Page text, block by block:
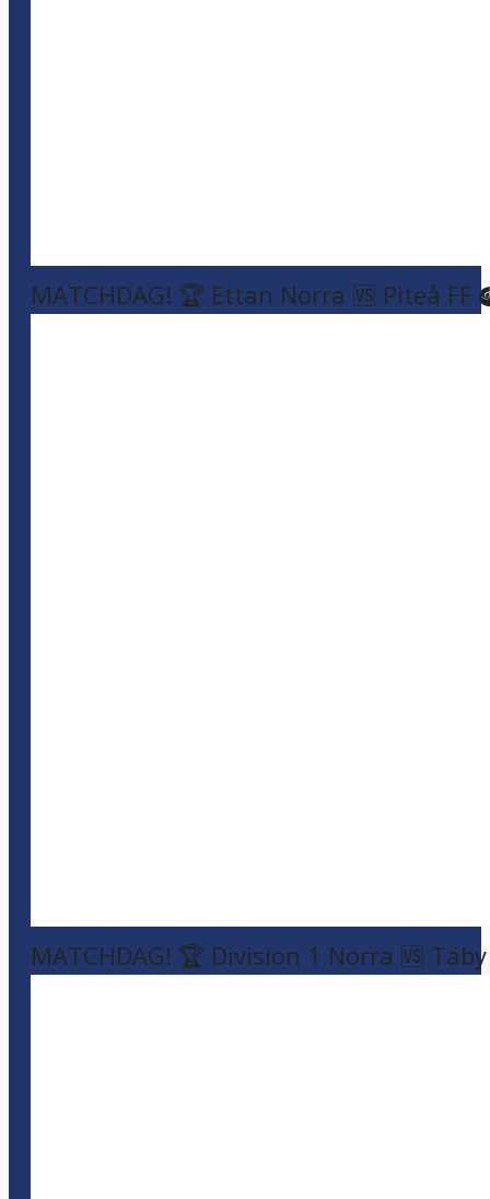
MATCHDAG! 🏆 Ettan Norra 🆚 Piteå FF
MATCHDAG! 🏆 Division 1 Norra 🆚